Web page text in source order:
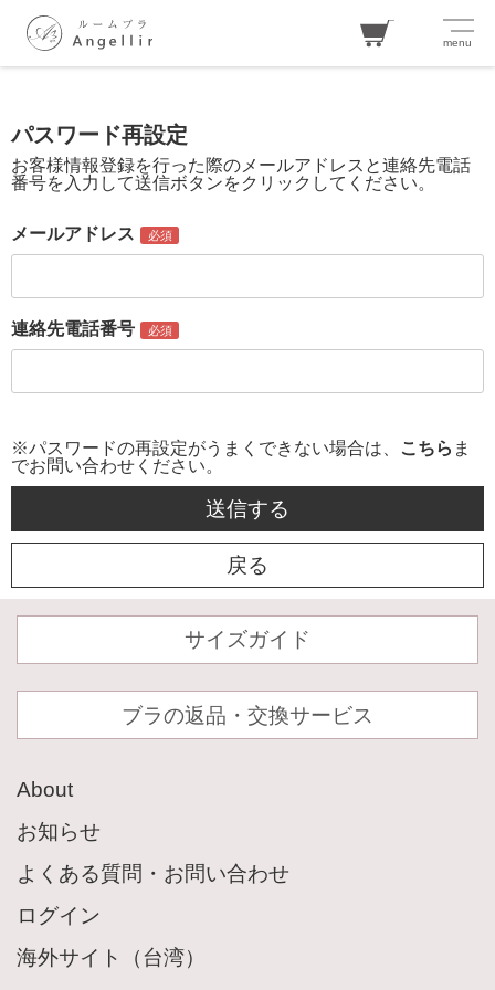
menu
ログイン
アイテムを探す
カテゴリから探す
Angellirについて
News Release
ご利用ガイド
よくある質問・お問い合わせ
返品交換返送料無料サービス
サイズガイド
Information
店舗一覧
パスワード再設定
お客様情報登録を行った際のメールアドレスと連絡先電話
番号を入力して送信ボタンをクリックしてください。
メールアドレス
連絡先電話番号
※パスワードの再設定がうまくできない場合は、 こちら ま
でお問い合わせください。
サイズガイド
ブラの返品・交換サービス
About
お知らせ
よくある質問・お問い合わせ
ログイン
海外サイト（台湾）